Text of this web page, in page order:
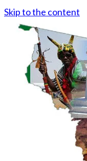
Skip to the content